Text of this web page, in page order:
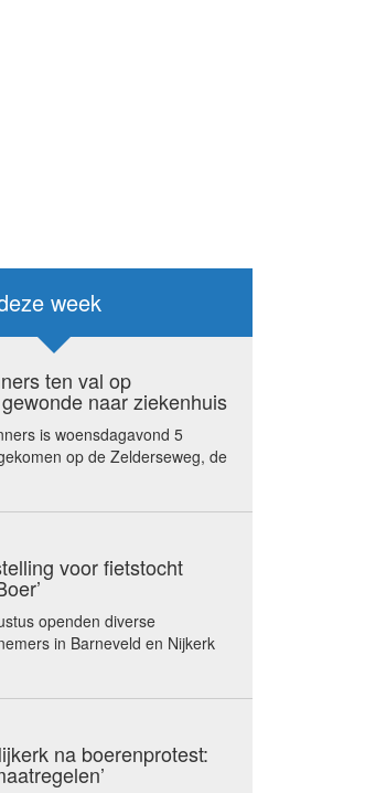
week
ten val op
naar ziekenhuis
is woensdagavond 5
op de Zelderseweg, de
voor fietstocht
openden diverse
in Barneveld en Nijkerk
na boerenprotest: